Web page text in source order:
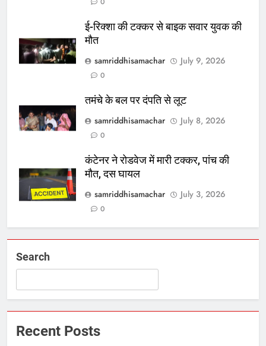
ई-रिक्शा की टक्कर से बाइक सवार युवक की
मौत
samriddhisamachar
July 9, 2026
0
तमंचे के बल पर दंपति से लूट
samriddhisamachar
July 8, 2026
0
कंटेनर ने रोडवेज में मारी टक्कर, पांच की
मौत, दस घायल
samriddhisamachar
July 3, 2026
0
Search
Recent Posts